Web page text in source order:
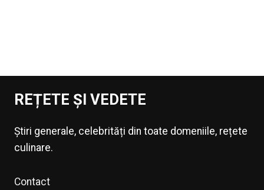
REȚETE ȘI VEDETE
Știri generale, celebrități din toate domeniile, rețete
culinare.
Contact